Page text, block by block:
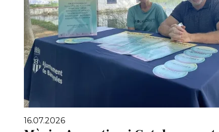
16.07.2026